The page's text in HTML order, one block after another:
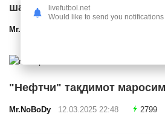
шартнома имзолашга яқин
Mr.NoBoDy
"Нефтчи" тақдимот
Mr.NoBoDy 12.03.2025 22:48 2799
livefutbol.net
Would like to send you notifications